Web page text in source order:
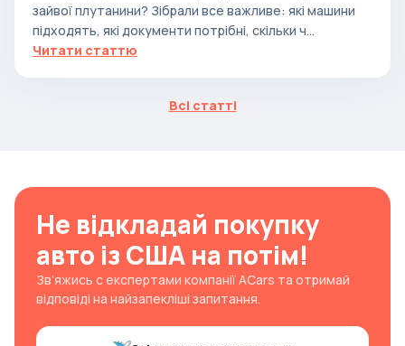
зайвої плутанини? Зібрали все важливе: які машини
підходять, які документи потрібні, скільки ч...
Читати статтю
Всі статті
Не відкладай покупку
авто із США на потім!
Зв’яжись с експертами компанії ACars та отримай
відповіді на найзапекліші запитання.